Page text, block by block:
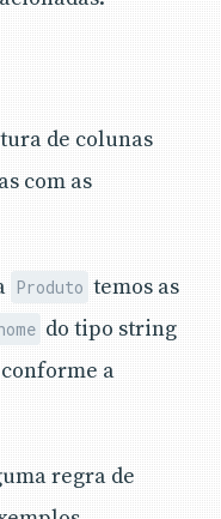
de colunas
com as
Produto temos as
do tipo string
a
regra de